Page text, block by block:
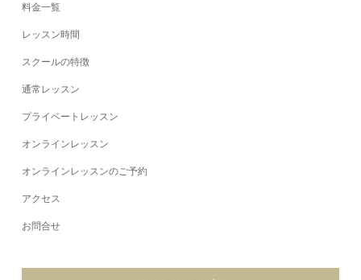
料金一覧
レッスン時間
スクールの特徴
通常レッスン
プライベートレッスン
オンラインレッスン
オンラインレッスンのご予約
アクセス
お問合せ